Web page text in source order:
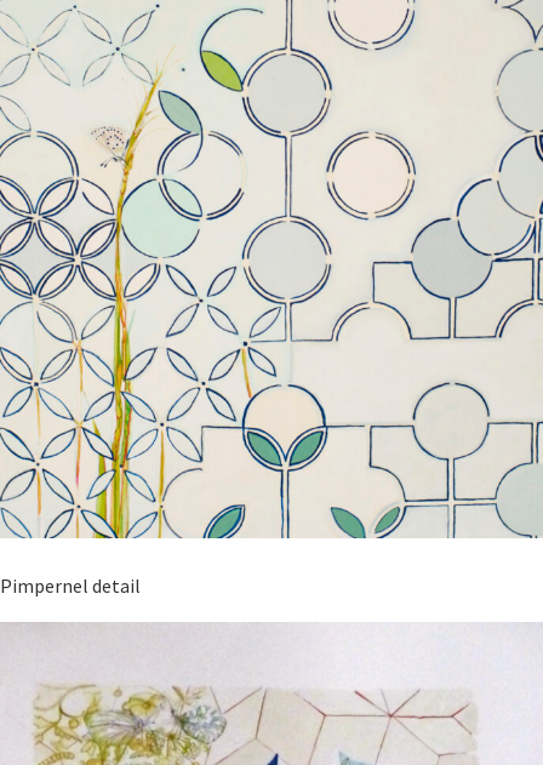
Pimpernel detail